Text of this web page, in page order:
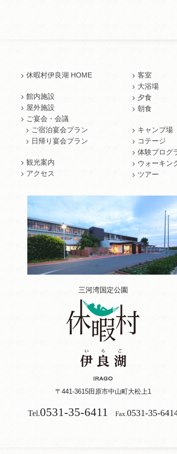
休暇村伊良湖 HOME
館内施設
屋外施設
ご宴会・会議
ご宿泊宴会プラン
日帰り宴会プラン
観光案内
アクセス
客室
大浴場
夕食
朝食
キャンプ場
コテージ
体験プログ
ウォーキン
ツアー
三河湾国定公園
〒441-3615田原市中山町大松上1
Tel.0531-35-6411 Fax. 0531-35-